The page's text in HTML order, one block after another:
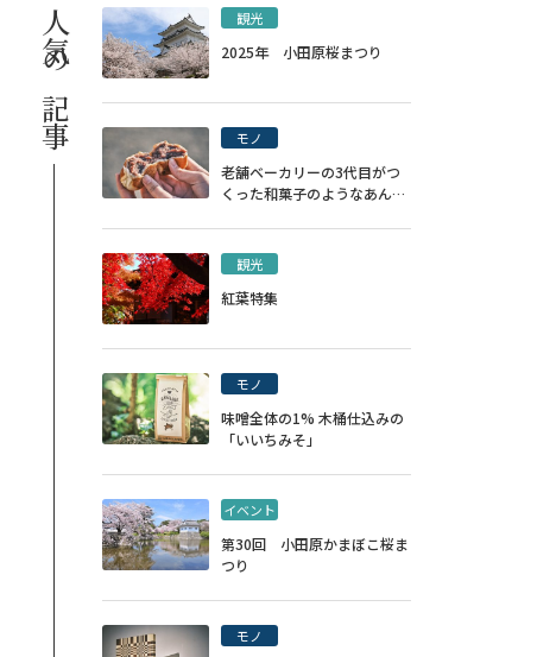
人気の記事 観光
2025年 小田原桜まつり
モノ
老舗ベーカリーの3代目がつ
くった和菓子のようなあんぱ
観光
紅葉特集
モノ
味噌全体の1% 木桶仕込みの
「いいちみそ」
イベント
第30回 小田原かまぼこ桜ま
つり
モノ